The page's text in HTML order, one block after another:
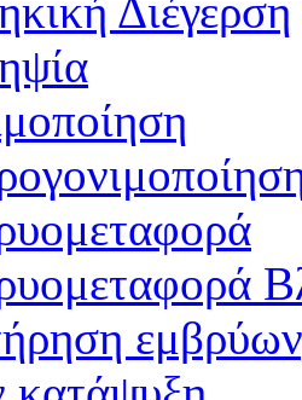
Διέγερση